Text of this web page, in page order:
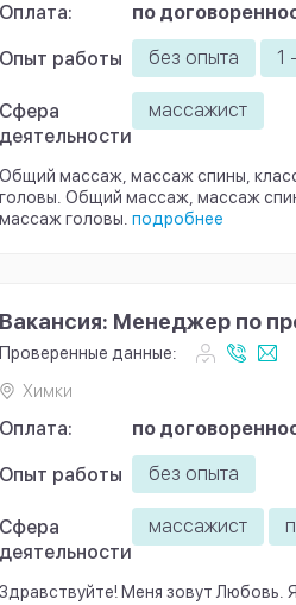
Оплата: по
Опыт работы без опыта 1
Сфера
деятельности
массажист
Общий массаж, массаж спины,
головы. Общий массаж, массаж
массаж головы. подробнее
Вакансия: Менеджер по
Проверенные данные:
Химки
Оплата: по
Опыт работы без опыта
Сфера
деятельности
массажист
Здравствуйте! Меня зовут Любовь.